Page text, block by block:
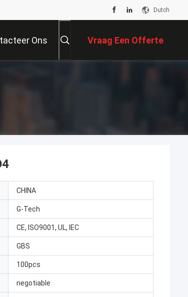
Dutch
Ons Vraag Een Offerte
CHINA
G-Tech
CE, ISO9001, UL, IEC
GBS
100pcs
negotiable